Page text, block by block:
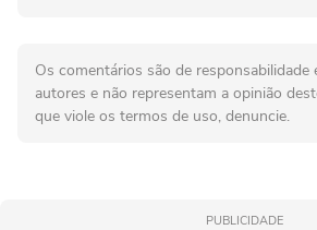
Os comentários são de responsabilidade
autores e não representam a opinião
que viole os termos de uso, denuncie.
PUBLICIDADE